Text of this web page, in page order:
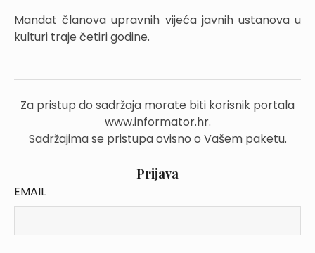
Mandat članova upravnih vijeća javnih ustanova u
kulturi traje četiri godine.
Za pristup do sadržaja morate biti korisnik portala
www.informator.hr.
Sadržajima se pristupa ovisno o Vašem paketu.
Prijava
EMAIL